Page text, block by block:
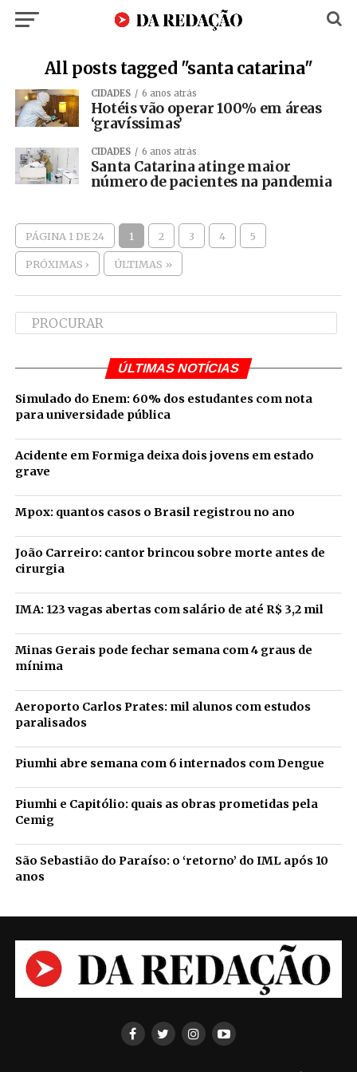
All posts tagged "santa catarina"
CIDADES 6 anos atrás
Hotéis vão operar 100% em áreas
‘gravíssimas’
CIDADES 6 anos atrás
Santa Catarina atinge maior
número de pacientes na pandemia
PÁGINA 1 DE 24 1 2 3 4 5
PRÓXIMAS › ÚLTIMAS »
ÚLTIMAS NOTÍCIAS
Simulado do Enem: 60% dos estudantes com nota
para universidade pública
Acidente em Formiga deixa dois jovens em estado
grave
Mpox: quantos casos o Brasil registrou no ano
João Carreiro: cantor brincou sobre morte antes de
cirurgia
IMA: 123 vagas abertas com salário de até R$ 3,2 mil
Minas Gerais pode fechar semana com 4 graus de
mínima
Aeroporto Carlos Prates: mil alunos com estudos
paralisados
Piumhi abre semana com 6 internados com Dengue
Piumhi e Capitólio: quais as obras prometidas pela
Cemig
São Sebastião do Paraíso: o ‘retorno’ do IML após 10
anos